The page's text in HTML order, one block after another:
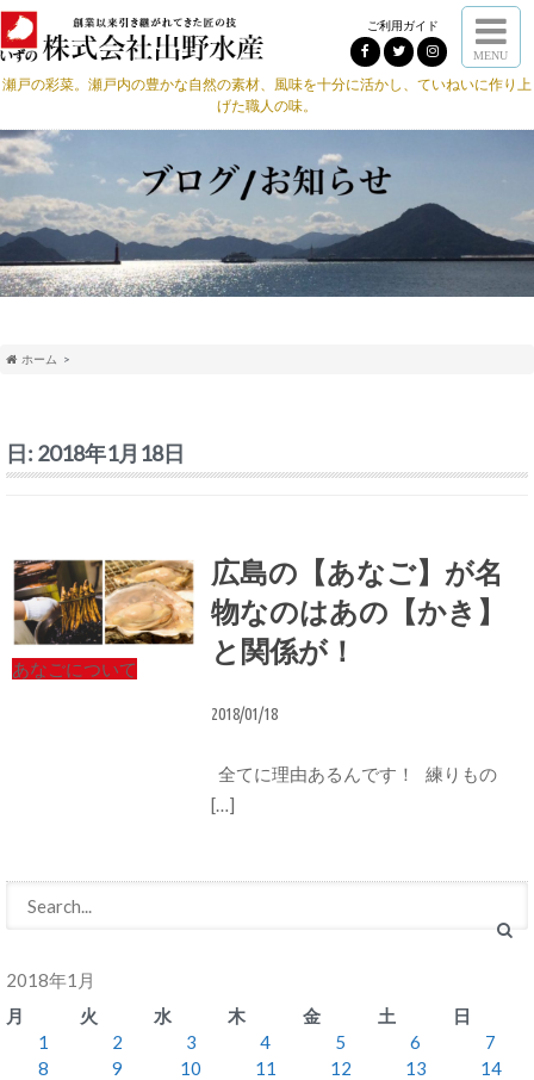
ご利用ガイド
MENU
瀬戸の彩菜。瀬戸内の豊かな自然の素材、風味を十分に活かし、ていねいに作り上
げた職人の味。
ホーム
日: 2018年1月18日
あなごについて
広島の【あなご】が名
物なのはあの【かき】
と関係が！
2018/01/18
全てに理由あるんです！ 練りもの
[…]
2018年1月
月
火 水 木 金 土
日
1
2 3 4 5 6
7
8
9 10 11 12 13
14